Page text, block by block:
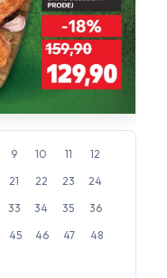
9 10 11
12
21 22 23
24
33 34 35
36
45 46 47
48
Norma